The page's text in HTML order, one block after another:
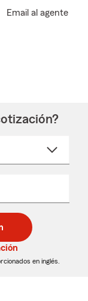
Email al agente
en inglés.